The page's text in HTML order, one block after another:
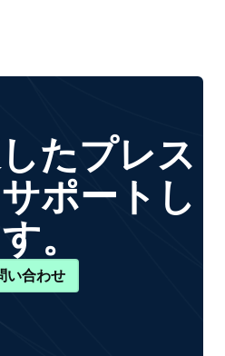
たプレス
ポートし
。
い合わせ